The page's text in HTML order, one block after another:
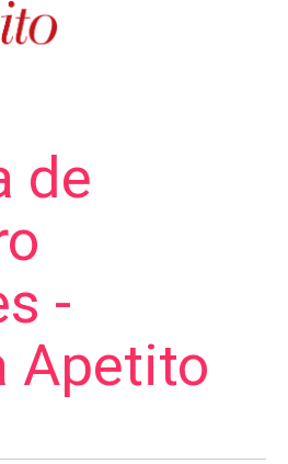
de
-
Apetito